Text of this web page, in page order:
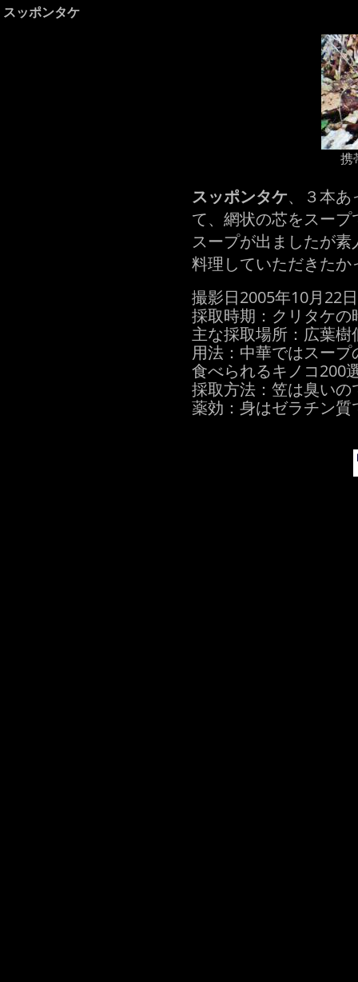
スッポンタケ
携
スッポンタケ、３本あ
て、網状の芯をスー
スープが出ましたが
料理していただきたか
撮影日2005年10月22
採取時期：クリタケの
主な採取場所：広葉
用法：中華ではスー
食べられるキノコ
採取方法：笠は臭い
薬効：身はゼラチン